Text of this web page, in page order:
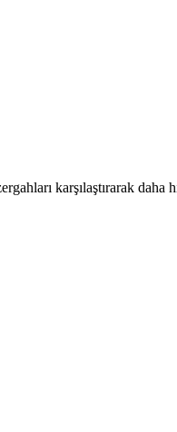
karşılaştırarak daha